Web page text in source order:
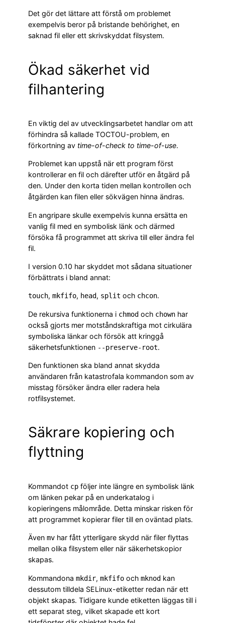
Det gör det lättare att förstå om problemet
exempelvis beror på bristande behörighet, en
saknad fil eller ett skrivskyddat filsystem.
Ökad säkerhet vid
filhantering
En viktig del av utvecklingsarbetet handlar om att
förhindra så kallade TOCTOU-problem, en
förkortning av time-of-check to time-of-use.
Problemet kan uppstå när ett program först
kontrollerar en fil och därefter utför en åtgärd på
den. Under den korta tiden mellan kontrollen och
åtgärden kan filen eller sökvägen hinna ändras.
En angripare skulle exempelvis kunna ersätta en
vanlig fil med en symbolisk länk och därmed
försöka få programmet att skriva till eller ändra fel
fil.
I version 0.10 har skyddet mot sådana situationer
förbättrats i bland annat:
touch, mkfifo, head, split och chcon.
De rekursiva funktionerna i chmod och chown har
också gjorts mer motståndskraftiga mot cirkulära
symboliska länkar och försök att kringgå
säkerhetsfunktionen --preserve-root.
Den funktionen ska bland annat skydda
användaren från katastrofala kommandon som av
misstag försöker ändra eller radera hela
rotfilsystemet.
Säkrare kopiering och
flyttning
Kommandot cp följer inte längre en symbolisk länk
om länken pekar på en underkatalog i
kopieringens målområde. Detta minskar risken för
att programmet kopierar filer till en oväntad plats.
Även mv har fått ytterligare skydd när filer flyttas
mellan olika filsystem eller när säkerhetskopior
skapas.
Kommandona mkdir, mkfifo och mknod kan
dessutom tilldela SELinux-etiketter redan när ett
objekt skapas. Tidigare kunde etiketten läggas till i
ett separat steg, vilket skapade ett kort